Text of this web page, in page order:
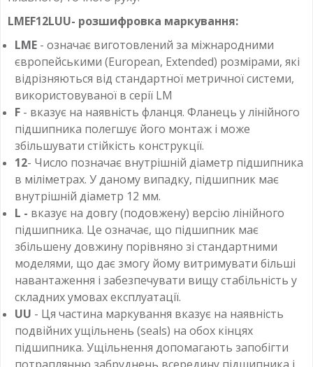
LMEF12LUU- розшифровка маркування:
LME - означає виготовлений за міжнародними
європейськими (European, Extended) розмірами, які
відрізняються від стандартної метричної системи,
використовуваної в серії LM
F - вказує на наявність фланця. Фланець у лінійного
підшипника полегшує його монтаж і може
збільшувати стійкість конструкції.
12- Число позначає внутрішній діаметр підшипника
в міліметрах. У даному випадку, підшипник має
внутрішній діаметр 12 мм.
L - вказує на довгу (подовжену) версію лінійного
підшипника. Це означає, що підшипник має
збільшену довжину порівняно зі стандартними
моделями, що дає змогу йому витримувати більші
навантаження і забезпечувати вищу стабільність у
складних умовах експлуатації.
UU - Ця частина маркування вказує на наявність
подвійних ущільнень (seals) на обох кінцях
підшипника. Ущільнення допомагають запобігти